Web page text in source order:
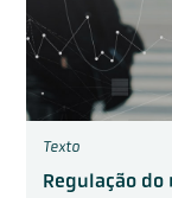
Texto
Regulação